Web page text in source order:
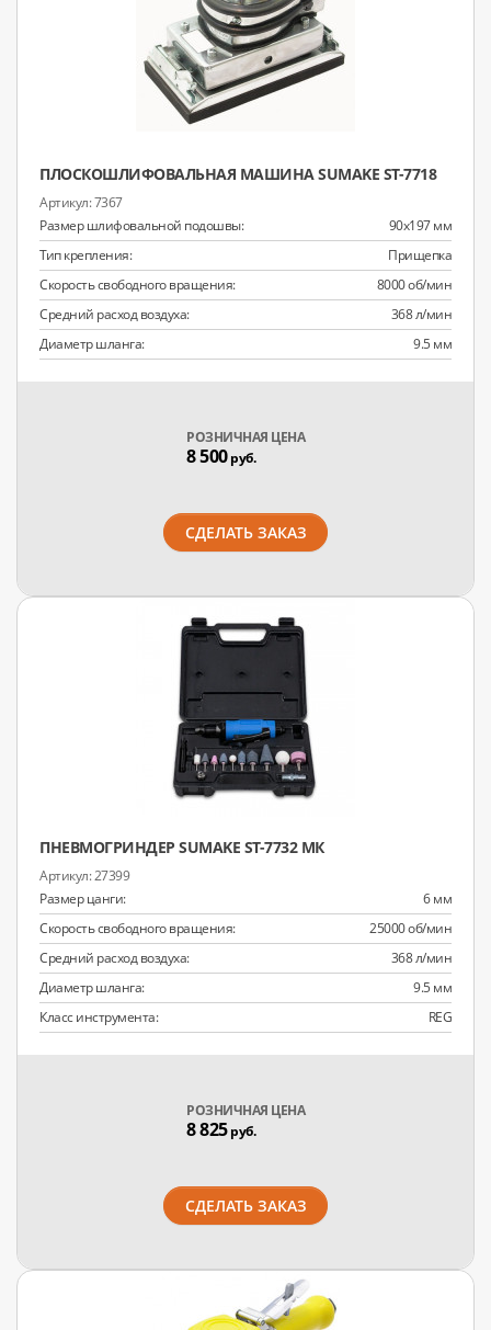
ПЛОСКОШЛИФОВАЛЬНАЯ МАШИНА SUMAKE ST-7718
7367
Размер шлифовальной подошвы:
90х197 мм
Тип крепления:
Прищепка
Скорость свободного вращения:
8000 об/мин
Средний расход воздуха:
368 л/мин
Диаметр шланга:
9.5 мм
РОЗНИЧНАЯ ЦЕНА
8 500руб.
СДЕЛАТЬ ЗАКАЗ
ПНЕВМОГРИНДЕР SUMAKE ST-7732 МК
27399
Размер цанги:
6 мм
Скорость свободного вращения:
25000 об/мин
Средний расход воздуха:
368 л/мин
Диаметр шланга:
9.5 мм
Класс инструмента:
REG
РОЗНИЧНАЯ ЦЕНА
8 825руб.
СДЕЛАТЬ ЗАКАЗ